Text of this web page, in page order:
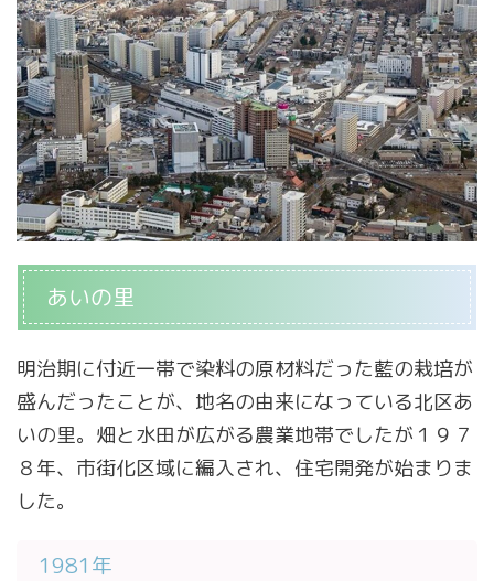
あいの里
明治期に付近一帯で染料の原材料だった藍の栽培が
盛んだったことが、地名の由来になっている北区あ
いの里。畑と水田が広がる農業地帯でしたが１９７
８年、市街化区域に編入され、住宅開発が始まりま
した。
1981年